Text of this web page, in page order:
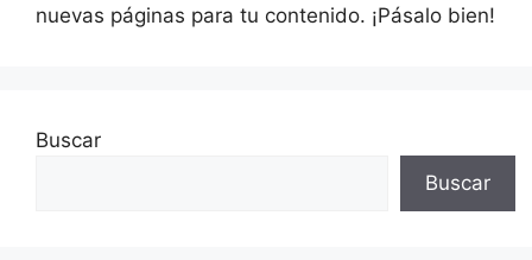
nuevas páginas para tu contenido. ¡Pásalo bien!
Buscar
Buscar